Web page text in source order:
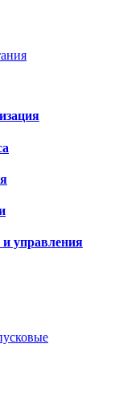
управления